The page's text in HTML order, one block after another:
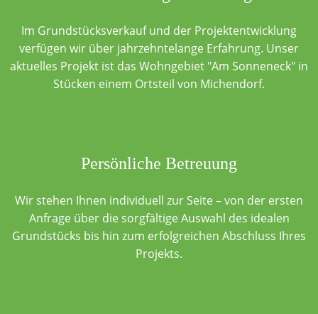
Im Grundstücksverkauf und der Projektentwicklung
verfügen wir über jahrzehntelange Erfahrung. Unser
aktuelles Projekt ist das Wohngebiet "Am Sonneneck" in
Stücken einem Ortsteil von Michendorf.
Persönliche Betreuung
Wir stehen Ihnen individuell zur Seite – von der ersten
Anfrage über die sorgfältige Auswahl des idealen
Grundstücks bis hin zum erfolgreichen Abschluss Ihres
Projekts.